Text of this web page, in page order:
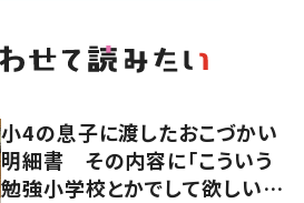
小4の息子に渡したおこづかい
明細書 その内容に「こういう
勉強小学校とかでして欲しい」